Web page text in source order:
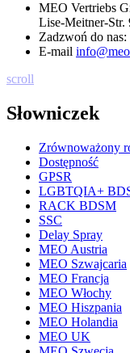
MEO Vertriebs
Lise-Meitner-Str.
Zadzwoń do nas:
E-mail
scroll
Słowniczek
Zrównoważony
Dostępność
GPSR
LGBTQIA+
RACK BDSM
SSC
Delay Spray
MEO Austria
MEO Szwajcaria
MEO Francja
MEO Włochy
MEO Hiszpania
MEO Holandia
MEO UK